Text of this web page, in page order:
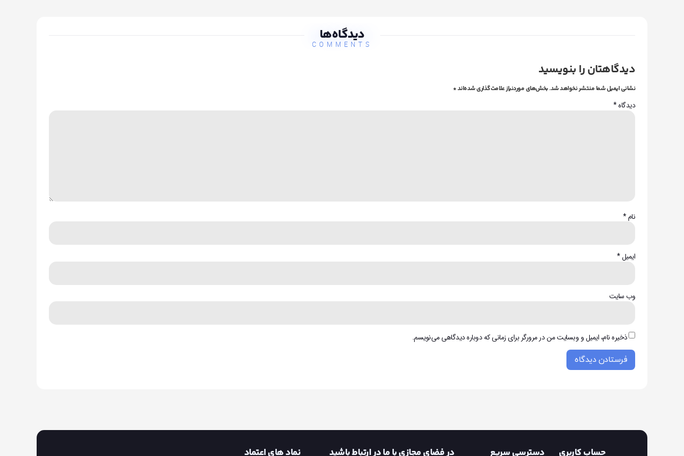
دیدگاه‌ها
COMMENTS
دیدگاهتان را بنویسید
نشانی ایمیل شما منتشر نخواهد شد.بخش‌های موردنیاز علامت‌گذاری شده‌اند*
دیدگاه*
نام*
ایمیل*
وب‌ سایت
ذخیره نام، ایمیل و وبسایت من در مرورگر برای زمانی که دوباره دیدگاهی می‌نویسم.
حساب کاربری دسترسی سریع در فضای مجازی با ما در ارتباط باشید نماد های اعتماد